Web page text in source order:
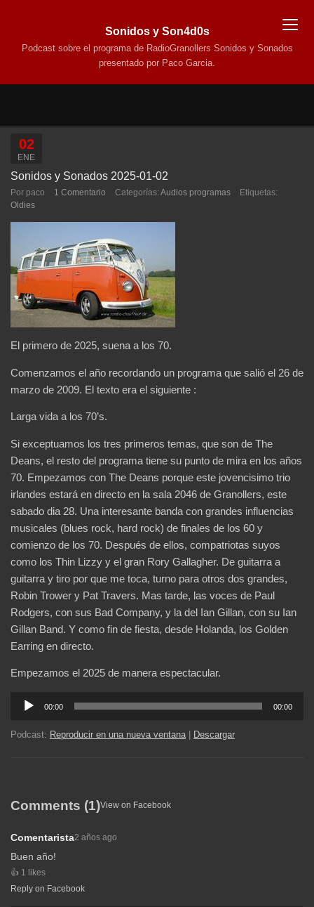
Sonidos y Son4d0s
Podcast sobre el programa de RadioGranollers Sonidos y Sonados
presentado por Paco Garcia.
02
ENE
Sonidos y Sonados 2025-01-02
Por paco 1 Comentario Categorías: Audios programas
Etiquetas:
Oldies
El primero de 2025, suena a los 70.
Comenzamos el año recordando un programa que salió el 26 de
marzo de 2009. El texto era el siguiente :
Larga vida a los 70’s.
Si exceptuamos los tres primeros temas, que son de The
Deans, el resto del programa tiene su punto de mira en los años
70. Empezamos con The Deans porque este jovencisimo trio
irlandes estará en directo en la sala 2046 de Granollers, este
sabado dia 28. Una interesante banda con grandes influencias
musicales (blues rock, hard rock) de finales de los 60 y
comienzo de los 70. Después de ellos, compatriotas suyos
como los Thin Lizzy y el gran Rory Gallagher. De guitarra a
guitarra y tiro por que me toca, turno para otros dos grandes,
Robin Trower y Pat Travers. Mas tarde, las voces de Paul
Rodgers, con sus Bad Company, y la del Ian Gillan, con su Ian
Gillan Band. Y como fin de fiesta, desde Holanda, los Golden
Earring en directo.
Empezamos el 2025 de manera espectacular.
Reproductor
audio
00:00 00:00
Podcast: Reproducir en una nueva ventana Descargar
Comments (1)View on Facebook
Comentarista2 años ago
Buen año!
1 likes
Reply on Facebook